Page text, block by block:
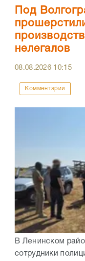
Под
нелегалов
08.08.2026 10:15
Комментарии
В Ленинском
сотрудники